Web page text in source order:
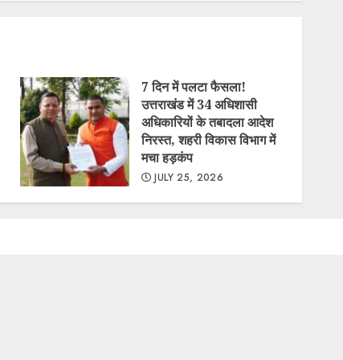
7 दिन में पलटा फैसला!
उत्तराखंड में 34 अधिशासी
अधिकारियों के तबादला आदेश
निरस्त, शहरी विकास विभाग में
मचा हड़कंप
JULY 25, 2026